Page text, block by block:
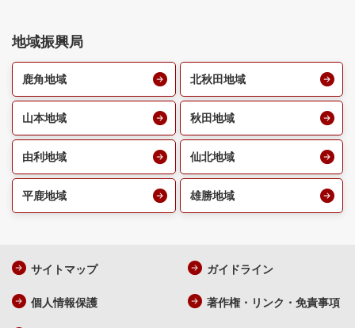
地域振興局
鹿角地域 北秋田地域
山本地域 秋田地域
由利地域 仙北地域
平鹿地域 雄勝地域
サイトマップ ガイドライン
個人情報保護 著作権・リンク・免責事項